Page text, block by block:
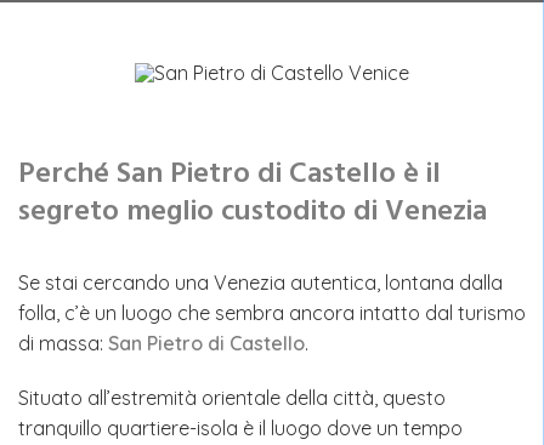
Perché San Pietro di Castello è il
segreto meglio custodito di Venezia
Se stai cercando una Venezia autentica, lontana dalla
folla, c’è un luogo che sembra ancora intatto dal turismo
di massa: San Pietro di Castello.
Situato all’estremità orientale della città, questo
tranquillo quartiere-isola è il luogo dove un tempo